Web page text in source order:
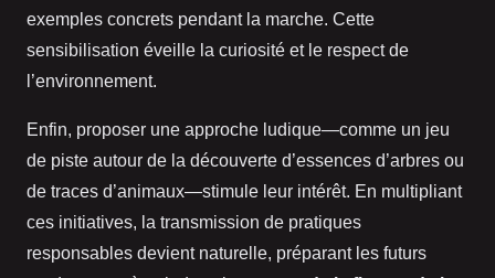
exemples concrets pendant la marche. Cette
sensibilisation éveille la curiosité et le respect de
l’environnement.
Enfin, proposer une approche ludique—comme un jeu
de piste autour de la découverte d’essences d’arbres ou
de traces d’animaux—stimule leur intérêt. En multipliant
ces initiatives, la transmission de pratiques
responsables devient naturelle, préparant les futurs